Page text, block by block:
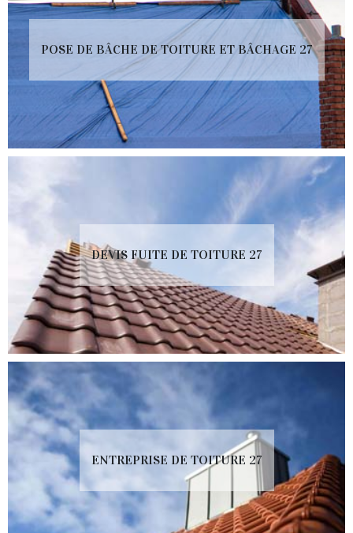
POSE DE BÂCHE DE TOITURE ET BÂCHAGE 27
DEVIS FUITE DE TOITURE 27
ENTREPRISE DE TOITURE 27